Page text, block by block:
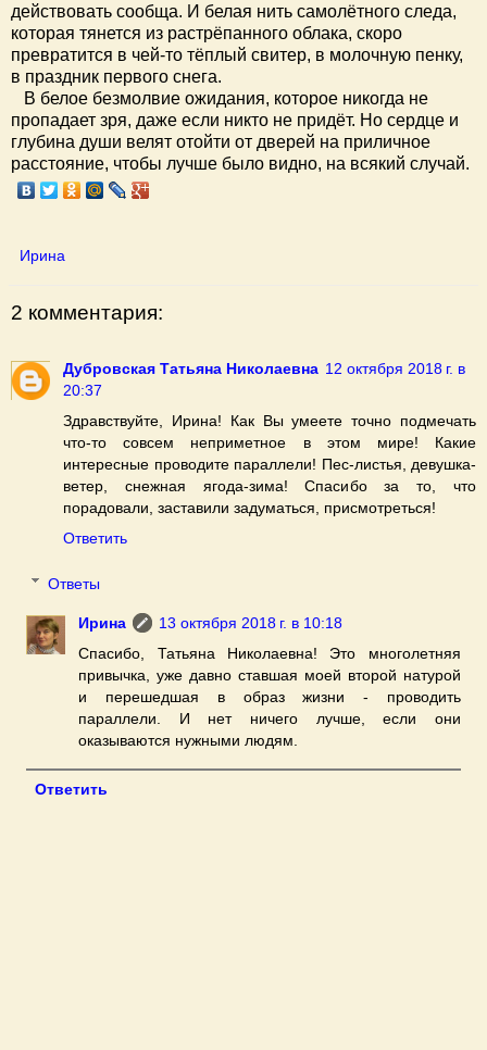
действовать сообща. И белая нить самолётного следа,
которая тянется из растрёпанного облака, скоро
превратится в чей-то тёплый свитер, в молочную пенку,
в праздник первого снега.
В белое безмолвие ожидания, которое никогда не
пропадает зря, даже если никто не придёт. Но сердце и
глубина души велят отойти от дверей на приличное
расстояние, чтобы лучше было видно, на всякий случай.
Ирина
2 комментария:
Дубровская Татьяна Николаевна 12 октября 2018 г. в
20:37
Здравствуйте, Ирина! Как Вы умеете точно подмечать
что-то совсем неприметное в этом мире! Какие
интересные проводите параллели! Пес-листья, девушка-
ветер, снежная ягода-зима! Спасибо за то, что
порадовали, заставили задуматься, присмотреться!
Ответить
Ответы
Ирина
13 октября 2018 г. в 10:18
Спасибо, Татьяна Николаевна! Это многолетняя
привычка, уже давно ставшая моей второй натурой
и перешедшая в образ жизни - проводить
параллели. И нет ничего лучше, если они
оказываются нужными людям.
Ответить